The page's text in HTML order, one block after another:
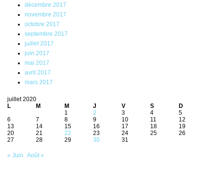
décembre 2017
novembre 2017
octobre 2017
septembre 2017
juillet 2017
juin 2017
mai 2017
avril 2017
mars 2017
juillet 2020
L
M M J V S
D
1
2 3 4
5
6
7 8 9 10 11
12
13
14 15 16 17 18
19
20
21 22 23 24 25
26
27
28 29 30 31
« Juin Août »